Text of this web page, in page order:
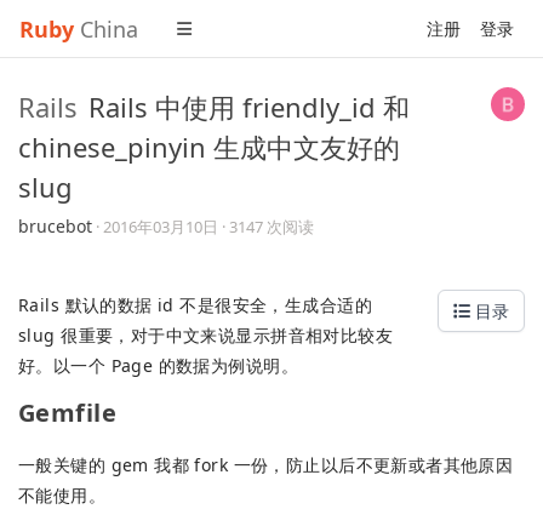
Ruby China 注册 登录
Rails Rails 中使用 friendly_id 和
chinese_pinyin 生成中文友好的
slug
brucebot ·2016年03月10日 · 3147 次阅读
目录
Rails 默认的数据 id 不是很安全，生成合适的
slug 很重要，对于中文来说显示拼音相对比较友
好。以一个 Page 的数据为例说明。
Gemfile
一般关键的 gem 我都 fork 一份，防止以后不更新或者其他原因
不能使用。